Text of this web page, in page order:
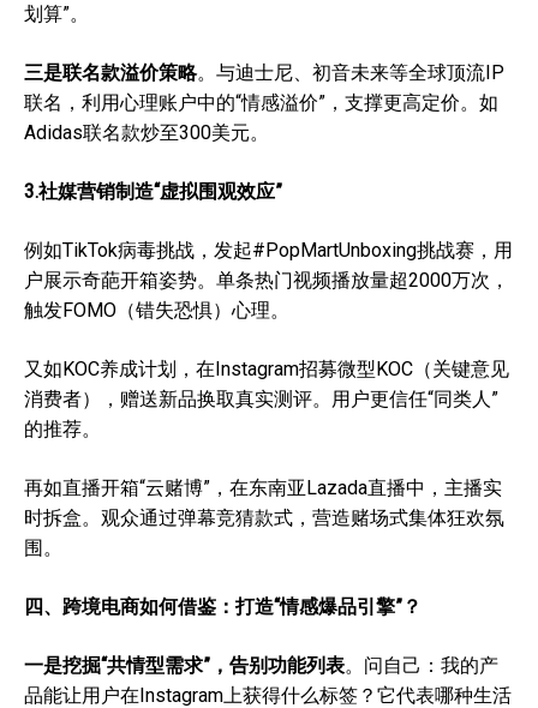
划算”。
三是联名款溢价策略。与迪士尼、初音未来等全球顶流IP
联名，利用心理账户中的“情感溢价”，支撑更高定价。如
Adidas联名款炒至300美元。
3.社媒营销制造“虚拟围观效应”
例如TikTok病毒挑战，发起#PopMartUnboxing挑战赛，用
户展示奇葩开箱姿势。单条热门视频播放量超2000万次，
触发FOMO（错失恐惧）心理。
又如KOC养成计划，在Instagram招募微型KOC（关键意见
消费者），赠送新品换取真实测评。用户更信任“同类人”
的推荐。
再如直播开箱“云赌博”，在东南亚Lazada直播中，主播实
时拆盒。观众通过弹幕竞猜款式，营造赌场式集体狂欢氛
围。
四、 跨境电商如何借鉴 ：打造“情感爆品引擎”？
一是挖掘“共情型需求”，告别功能列表。问自己：我的产
品能让用户在Instagram上获得什么标签？它代表哪种生活